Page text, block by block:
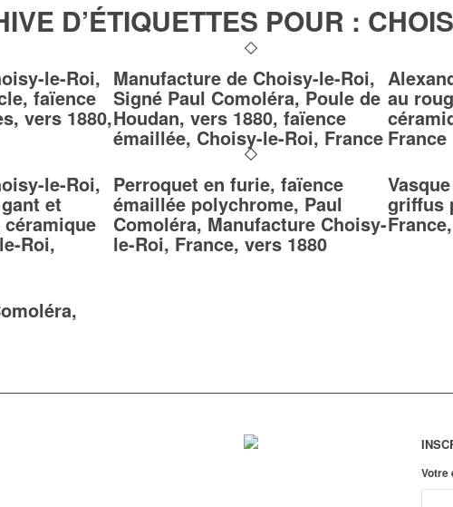
D’ÉTIQUETTES POUR :
le-Roi,
faïence
vers 1880,
Manufacture de Choisy-le-Roi,
Signé Paul Comoléra, Poule de
Houdan, vers 1880, faïence
émaillée, Choisy-le-Roi, France
au
France
le-Roi,
et
céramique
Roi,
Perroquet en furie, faïence
émaillée polychrome, Paul
Comoléra, Manufacture Choisy-
le-Roi, France, vers 1880
griffus
Votre